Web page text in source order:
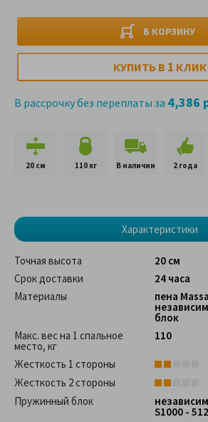
В КОРЗИНУ
КУПИТЬ В 1 КЛИК
В рассрочку без переплаты за 4,386
20 см 110 кг В наличии 2 года
Характеристики
Точная высота
20 см
Срок доставки
24 часа
Материалы
пена
блок
Макс. вес на 1 спальное
место, кг
110
Жесткость 1 стороны
Жесткость 2 стороны
Пружинный блок
S1000 -